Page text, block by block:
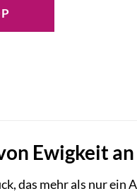
Ewigkeit
das mehr als nur ein